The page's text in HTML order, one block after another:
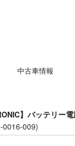
中古車情報
】バッテリー
0016-009)